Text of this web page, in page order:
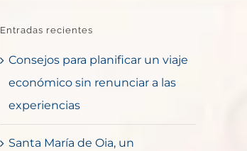
Entradas recientes
Consejos para planificar un viaje
económico sin renunciar a las
experiencias
Santa María de Oia, un